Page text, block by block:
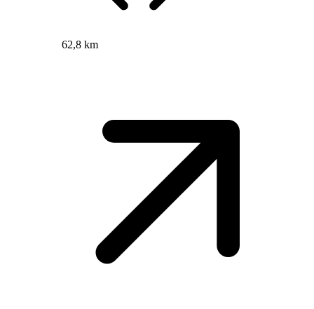
62,8 km